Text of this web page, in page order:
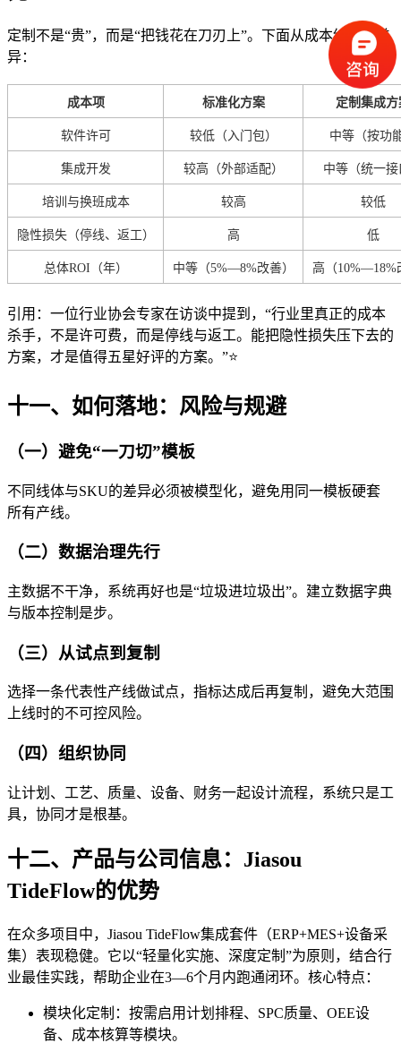
定制不是“贵”，而是“把钱花在刀刃上”。下面从成本结构看差
异：
成本项 标准化方案 定制集成方
软件许可 较低（入门包） 中等（按功
集成开发 较高（外部适配） 中等（统一接
培训与换班成本 较高 较低
隐性损失（停线、返工） 高 低
总体ROI（年） 中等（5%—8%改善） 高（10%—18%
引用：一位行业协会专家在访谈中提到，“行业里真正的成本
杀手，不是许可费，而是停线与返工。能把隐性损失压下去的
方案，才是值得五星好评的方案。”⭐
十一、如何落地：风险与规避
（一）避免“一刀切”模板
不同线体与SKU的差异必须被模型化，避免用同一模板硬套
所有产线。
（二）数据治理先行
主数据不干净，系统再好也是“垃圾进垃圾出”。建立数据字典
与版本控制是步。
（三）从试点到复制
选择一条代表性产线做试点，指标达成后再复制，避免大范围
上线时的不可控风险。
（四）组织协同
让计划、工艺、质量、设备、财务一起设计流程，系统只是工
具，协同才是根基。
十二、产品与公司信息：Jiasou
TideFlow的优势
在众多项目中，Jiasou TideFlow集成套件（ERP+MES+设备采
集）表现稳健。它以“轻量化实施、深度定制”为原则，结合行
业最佳实践，帮助企业在3—6个月内跑通闭环。核心特点：
模块化定制：按需启用计划排程、SPC质量、OEE设
备、成本核算等模块。